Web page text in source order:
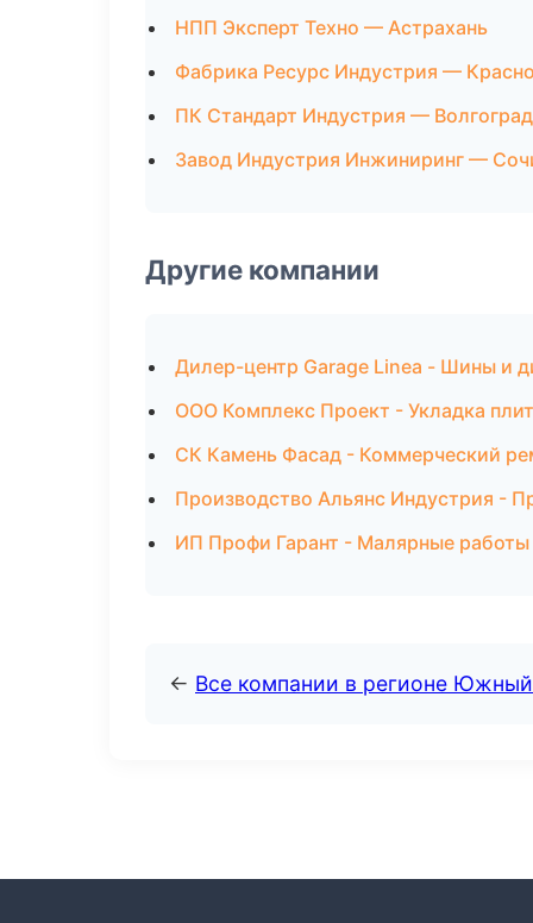
НПП Эксперт Техно — Астрахань
Фабрика Ресурс Индустрия —
ПК Стандарт Индустрия — Волгоград
Завод Индустрия Инжиниринг —
Другие компании
Дилер-центр Garage Linea - Шины и
ООО Комплекс Проект - Укладка
СК Камень Фасад - Коммерческий
Производство Альянс Индустрия -
ИП Профи Гарант - Малярные работы
← Все компании в регионе